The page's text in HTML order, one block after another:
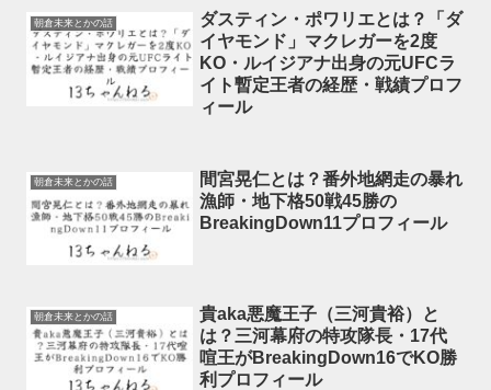
朝倉未来とかの話
ダスティン・ポワリエとは？「ダ
イヤモンド」マクレガーを2度
KO・ルイジアナ出身の元UFCラ
イト暫定王者の経歴・戦績プロフ
ィール
朝倉未来とかの話
間宮晃仁とは？番外地網走の暴れ
漁師・地下格50戦45勝の
BreakingDown11プロフィール
朝倉未来とかの話
貴aka悪魔王子（三河貴裕）と
は？三河幕府の特攻隊長・17代
喧王がBreakingDown16でKO勝
利プロフィール